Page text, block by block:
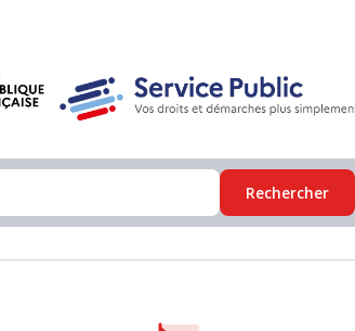
Rechercher